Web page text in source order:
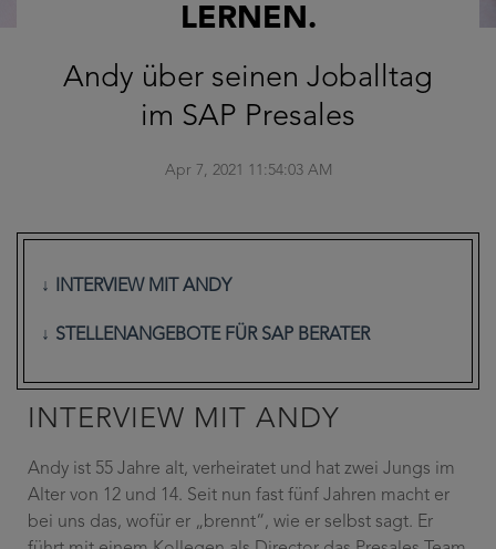
LERNEN.
Andy über seinen Joballtag
im SAP Presales
Apr 7, 2021 11:54:03 AM
INTERVIEW MIT ANDY
Andy ist 55 Jahre alt, verheiratet und hat zwei Jungs im
Alter von 12 und 14. Seit nun fast fünf Jahren macht er
bei uns das, wofür er „brennt“, wie er selbst sagt. Er
INTERVIEW MIT ANDY
STELLENANGEBOTE FÜR SAP BERATER